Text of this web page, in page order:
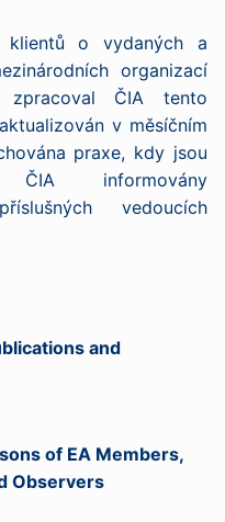
klientů o vydaných a
organizací
zpracoval ČIA tento
v měsíčním
praxe, kdy jsou
ČIA informovány
vedoucích
and
of EA Members,
Observers